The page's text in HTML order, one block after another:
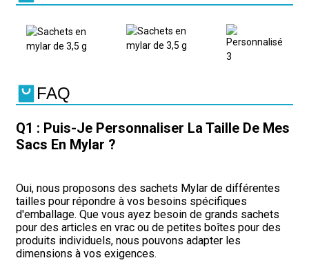
FAQ
Q1 : Puis-Je Personnaliser La Taille De Mes
Sacs En Mylar ?
Oui, nous proposons des sachets Mylar de différentes
tailles pour répondre à vos besoins spécifiques
d'emballage. Que vous ayez besoin de grands sachets
pour des articles en vrac ou de petites boîtes pour des
produits individuels, nous pouvons adapter les
dimensions à vos exigences.